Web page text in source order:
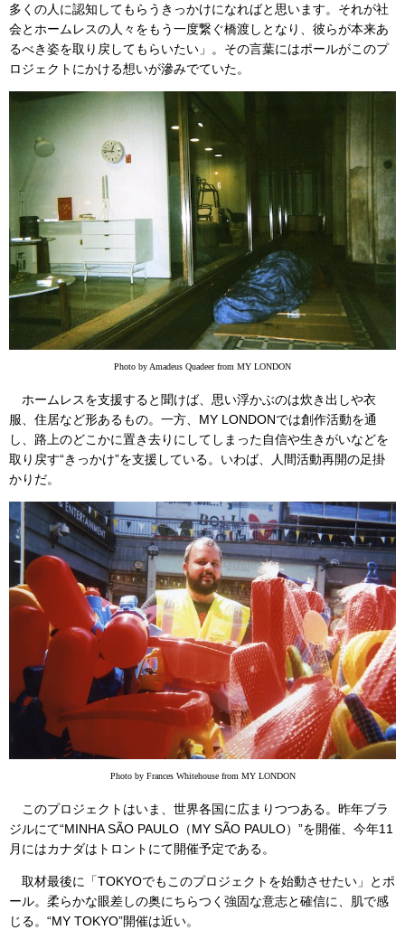
多くの人に認知してもらうきっかけになればと思います。それが社
会とホームレスの人々をもう一度繋ぐ橋渡しとなり、彼らが本来あ
るべき姿を取り戻してもらいたい」。その言葉にはポールがこのプ
ロジェクトにかける想いが滲みでていた。
Photo by Amadeus Quadeer from MY LONDON
ホームレスを支援すると聞けば、思い浮かぶのは炊き出しや衣
服、住居など形あるもの。一方、MY LONDONでは創作活動を通
し、路上のどこかに置き去りにしてしまった自信や生きがいなどを
取り戻す“きっかけ”を支援している。いわば、人間活動再開の足掛
かりだ。
Photo by Frances Whitehouse from MY LONDON
このプロジェクトはいま、世界各国に広まりつつある。昨年ブラ
ジルにて“MINHA SÃO PAULO（MY SÃO PAULO）”を開催、今年11
月にはカナダはトロントにて開催予定である。
取材最後に「TOKYOでもこのプロジェクトを始動させたい」とポ
ール。柔らかな眼差しの奥にちらつく強固な意志と確信に、肌で感
じる。“MY TOKYO”開催は近い。